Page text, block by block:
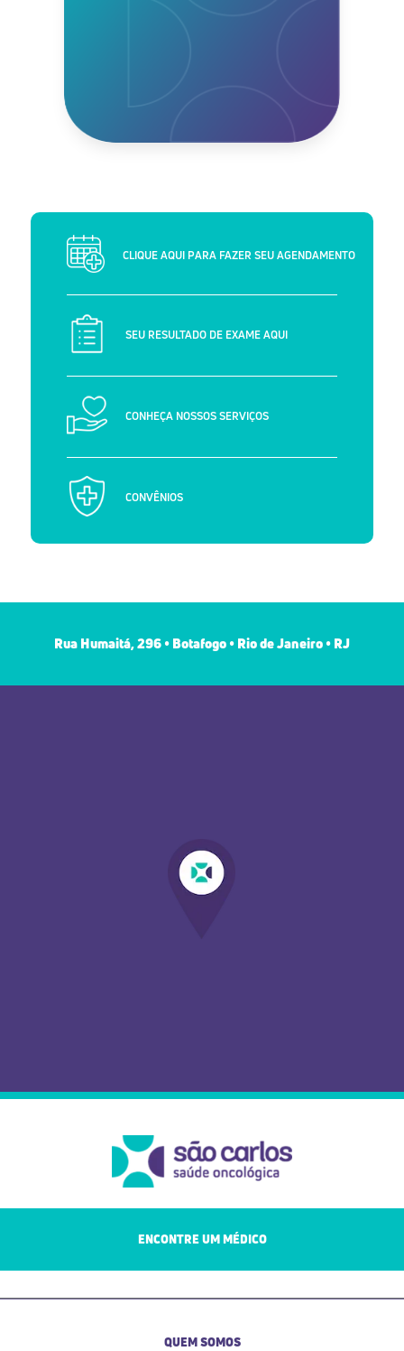
CLIQUE AQUI PARA FAZER SEU AGENDAMENTO
SEU RESULTADO DE EXAME AQUI
CONHEÇA NOSSOS SERVIÇOS
CONVÊNIOS
Rua Humaitá, 296 • Botafogo • Rio de Janeiro • RJ
ENCONTRE UM MÉDICO
QUEM SOMOS